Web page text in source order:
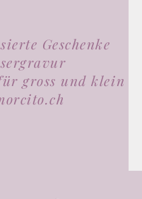
Geschenke
gross und klein